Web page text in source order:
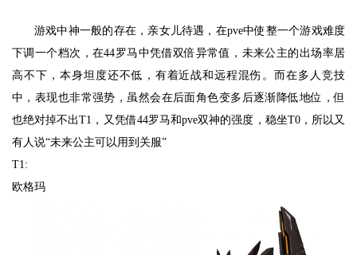
游戏中神一般的存在，亲女儿待遇，在pve中使整一个游戏难度
下调一个档次，在44罗马中凭借双倍异常值，未来公主的出场率居
高不下，本身坦度还不低，有着近战和远程混伤。而在多人竞技
中，表现也非常强势，虽然会在后面角色变多后逐渐降低地位，但
也绝对掉不出T1，又凭借44罗马和pve双神的强度，稳坐T0，所以又
有人说“未来公主可以用到关服”
T1:
欧格玛